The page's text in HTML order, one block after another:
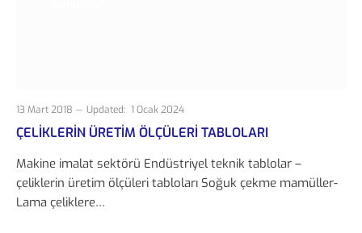
13 Mart 2018 Updated: 1 Ocak 2024
ÇELIKLERIN ÜRETIM ÖLÇÜLERI TABLOLARI
Makine imalat sektörü Endüstriyel teknik tablolar –
çeliklerin üretim ölçüleri tabloları Soğuk çekme mamüller-
Lama çeliklere…